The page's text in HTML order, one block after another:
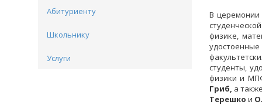
Абитуриенту
Школьнику
Услуги
В церемонии
физике,
студенты,
физики и
Гриб, а
Терешко и